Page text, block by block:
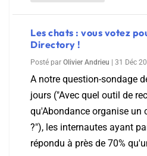
Les chats : vous votez
Directory !
Posté par Olivier Andrieu 31 Déc
A notre question-sondage
jours ("Avec quel outil de
qu'Abondance organise un
?"), les internautes ayant
répondu à près de 70%